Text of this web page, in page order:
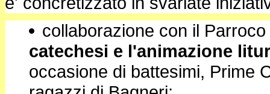
collaborazione con il
catechesi e l'animazione
occasione di battesimi, Prime